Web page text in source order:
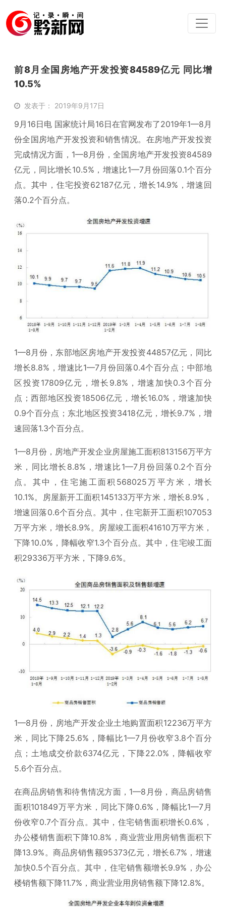
前8月全国房地产开发投资84589亿元 同比增
10.5%
发表于： 2019年9月17日
9月16日电 国家统计局16日在官网发布了2019年1—8月
份全国房地产开发投资和销售情况。在房地产开发投资
完成情况方面，1—8月份，全国房地产开发投资84589
亿元，同比增长10.5%，增速比1—7月份回落0.1个百分
点。其中，住宅投资62187亿元，增长14.9%，增速回
落0.2个百分点。
1—8月份，东部地区房地产开发投资44857亿元，同比
增长8.8%，增速比1—7月份回落0.4个百分点；中部地
区投资17809亿元，增长9.8%，增速加快0.3个百分
点；西部地区投资18506亿元，增长16.0%，增速加快
0.9个百分点；东北地区投资3418亿元，增长9.7%，增
速回落1.3个百分点。
1—8月份，房地产开发企业房屋施工面积813156万平方
米，同比增长8.8%，增速比1—7月份回落0.2个百分
点。其中，住宅施工面积568025万平方米，增长
10.1%。房屋新开工面积145133万平方米，增长8.9%，
增速回落0.6个百分点。其中，住宅新开工面积107053
万平方米，增长8.9%。房屋竣工面积41610万平方米，
下降10.0%，降幅收窄1.3个百分点。其中，住宅竣工面
积29336万平方米，下降9.6%。
1—8月份，房地产开发企业土地购置面积12236万平方
米，同比下降25.6%，降幅比1—7月份收窄3.8个百分
点；土地成交价款6374亿元，下降22.0%，降幅收窄
5.6个百分点。
在商品房销售和待售情况方面，1—8月份，商品房销售
面积101849万平方米，同比下降0.6%，降幅比1—7月
份收窄0.7个百分点。其中，住宅销售面积增长0.6%，
办公楼销售面积下降10.8%，商业营业用房销售面积下
降13.9%。商品房销售额95373亿元，增长6.7%，增速
加快0.5个百分点。其中，住宅销售额增长9.9%，办公
楼销售额下降11.7%，商业营业用房销售额下降12.8%。